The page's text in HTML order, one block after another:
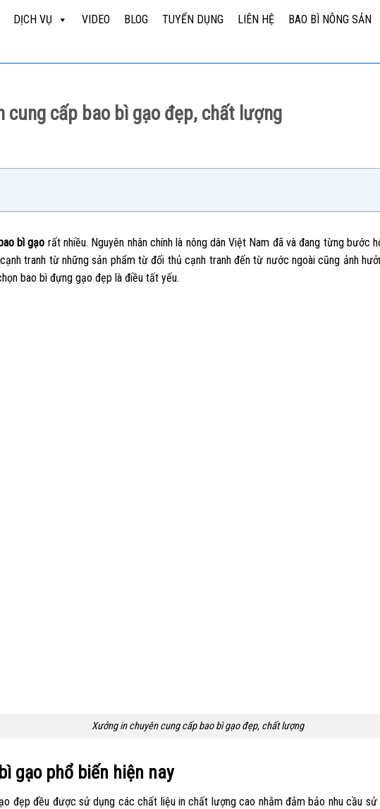
DỊCH VỤ VIDEO BLOG TUYỂN DỤNG LIÊN HỆ BAO BÌ NÔNG SẢN
cung cấp bao bì gạo đẹp, chất lượng
bì gạo rất nhiều. Nguyên nhân chính là nông dân Việt Nam đã và đang từng bước
tranh từ những sản phẩm từ đối thủ cạnh tranh đến từ nước ngoài cũng ảnh
bao bì đựng gạo đẹp là điều tất yếu.
Xưởng in chuyên cung cấp bao bì gạo đẹp, chất lượng
gạo phổ biến hiện nay
đẹp đều được sử dụng các chất liệu in chất lượng cao nhằm đảm bảo nhu cầu